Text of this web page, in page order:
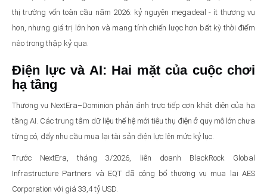
thị trường vốn toàn cầu năm 2026: kỷ nguyên megadeal - ít thương vụ
hơn, nhưng giá trị lớn hơn và mang tính chiến lược hơn bất kỳ thời điểm
nào trong thập kỷ qua.
Điện lực và AI: Hai mặt của cuộc chơi
hạ tầng
Thương vụ NextEra–Dominion phản ánh trực tiếp cơn khát điện của hạ
tầng AI. Các trung tâm dữ liệu thế hệ mới tiêu thụ điện ở quy mô lớn chưa
từng có, đẩy nhu cầu mua lại tài sản điện lực lên mức kỷ lục.
Trước NextEra, tháng 3/2026, liên doanh BlackRock Global
Infrastructure Partners và EQT đã công bố thương vụ mua lại AES
Corporation với giá 33,4 tỷ USD.